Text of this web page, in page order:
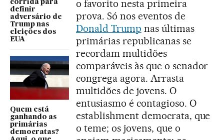
corrida para
definir
adversário de
Trump nas
eleições dos
EUA
Quem está
ganhando as
primárias
democratas?
o favorito nesta primeira
prova. Só nos eventos de
Donald Trump nas últimas
primárias republicanas se
recordam multidões
comparáveis às que o senador
congrega agora. Arrasta
multidões de jovens. O
entusiasmo é contagioso. O
establishment democrata, que
o teme; os jovens, que o